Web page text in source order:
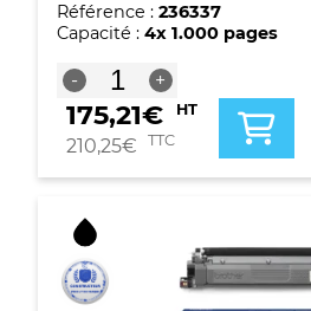
Référence : 236337
Capacité : 4x 1.000 pages
-
quantité
de
Pack
de
toners
Brother
TN248VAL
+
175,21€ HT
210,25€ TTC